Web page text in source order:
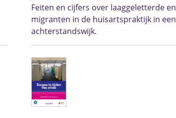
Feiten en cijfers over laaggeletterde en
migranten in de huisartspraktijk in een
achterstandswijk.